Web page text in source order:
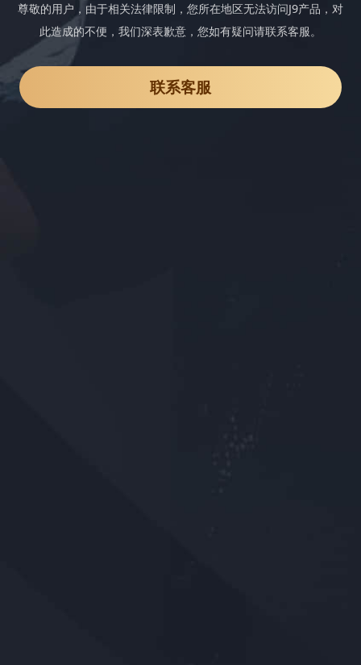
尊敬的用户，由于相关法律限制，您所在地区无法访问J9产品，对
此造成的不便，我们深表歉意，您如有疑问请联系客服。
联系客服